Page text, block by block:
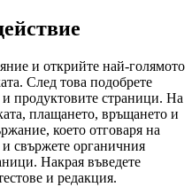
и открийте най-голямото
След това подобрете
и продуктовите страници. На
плащането, връщането и
което отговаря на
свържете органичния
Накрая въведете
и редакция.